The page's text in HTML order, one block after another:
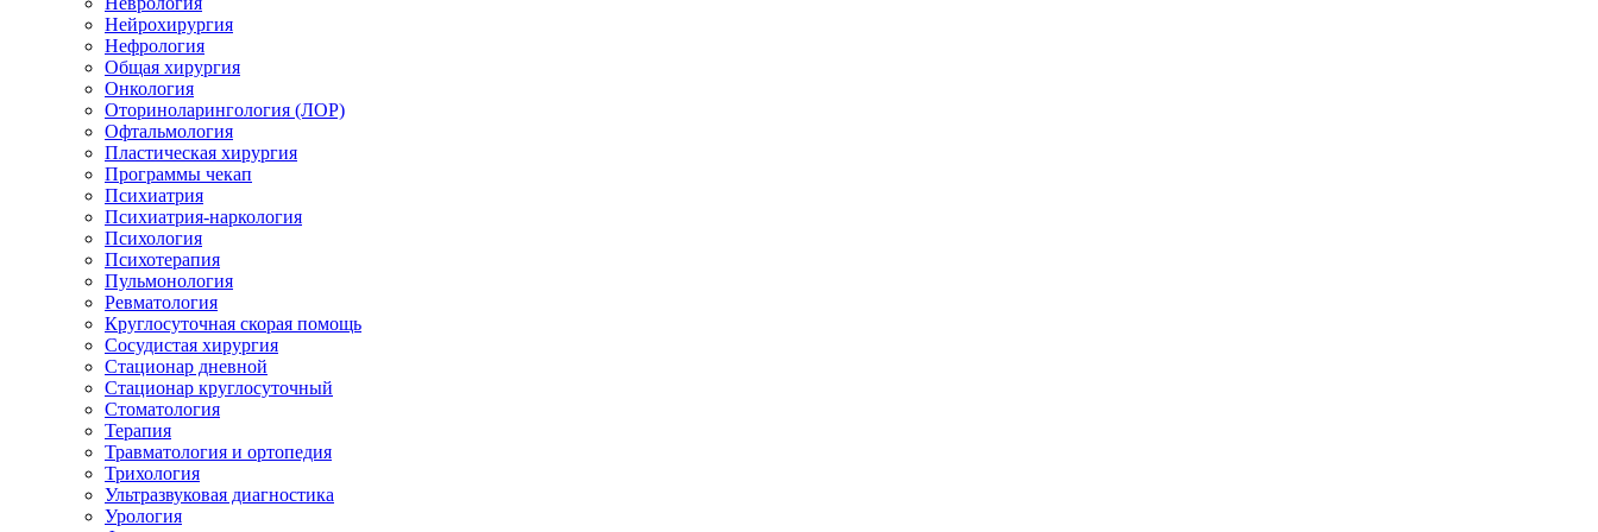
Нейрохирургия
Нефрология
Общая хирургия
Онкология
Оториноларингология (ЛОР)
Офтальмология
Пластическая хирургия
Программы чекап
Психиатрия
Психиатрия-наркология
Психология
Психотерапия
Пульмонология
Ревматология
Круглосуточная скорая помощь
Сосудистая хирургия
Стационар дневной
Стационар круглосуточный
Стоматология
Терапия
Травматология и ортопедия
Трихология
Ультразвуковая диагностика
Урология